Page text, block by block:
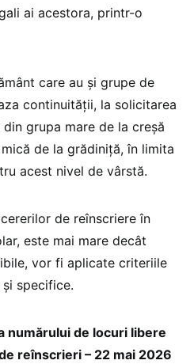
ai acestora, printr-o
care au și grupe de
continuității, la solicitarea
grupa mare de la creșă
de la grădiniță, în limita
acest nivel de vârstă.
de reînscriere în
este mai mare decât
vor fi aplicate criteriile
și specifice.
numărului de locuri libere
reînscrieri – 22 mai 2026